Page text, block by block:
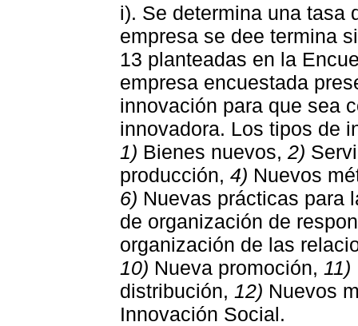
i). Se determina una tasa
empresa se dee termina
13 planteadas en la
empresa encuestada
innovación para que sea
innovadora. Los tipos de
1) Bienes nuevos, 2)
producción, 4) Nuevos
6) Nuevas prácticas para
de organización de
organización de las
10) Nueva promoción, 11)
distribución, 12) Nuevos
Innovación Social.